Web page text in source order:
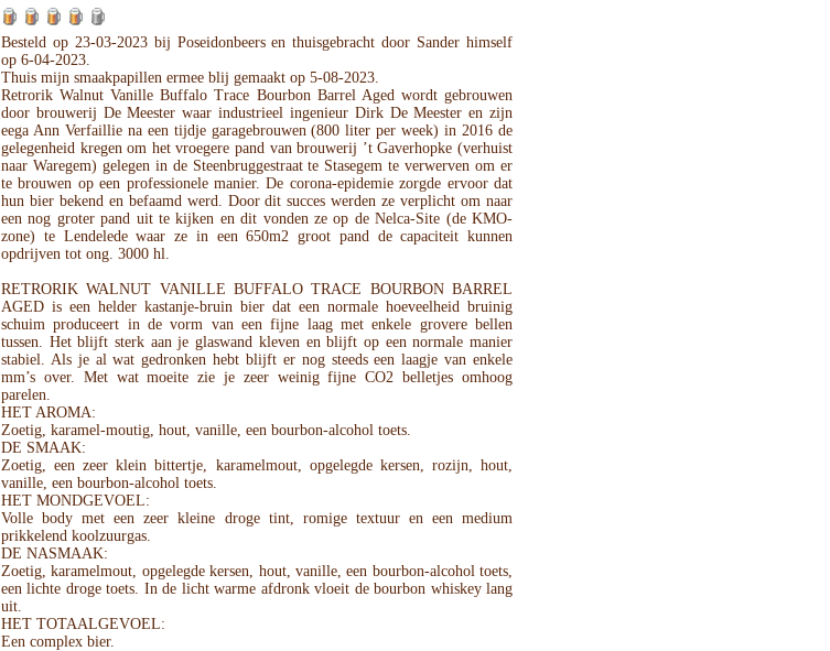
Besteld op 23-03-2023 bij Poseidonbeers en thuisgebracht door Sander himself
op 6-04-2023.
Thuis mijn smaakpapillen ermee blij gemaakt op 5-08-2023.
Retrorik Walnut Vanille Buffalo Trace Bourbon Barrel Aged wordt gebrouwen
door brouwerij De Meester waar industrieel ingenieur Dirk De Meester en zijn
eega Ann Verfaillie na een tijdje garagebrouwen (800 liter per week) in 2016 de
gelegenheid kregen om het vroegere pand van brouwerij ’t Gaverhopke (verhuist
naar Waregem) gelegen in de Steenbruggestraat te Stasegem te verwerven om er
te brouwen op een professionele manier. De corona-epidemie zorgde ervoor dat
hun bier bekend en befaamd werd. Door dit succes werden ze verplicht om naar
een nog groter pand uit te kijken en dit vonden ze op de Nelca-Site (de KMO-
zone) te Lendelede waar ze in een 650m2 groot pand de capaciteit kunnen
opdrijven tot ong. 3000 hl.
RETRORIK WALNUT VANILLE BUFFALO TRACE BOURBON BARREL
AGED is een helder kastanje-bruin bier dat een normale hoeveelheid bruinig
schuim produceert in de vorm van een fijne laag met enkele grovere bellen
tussen. Het blijft sterk aan je glaswand kleven en blijft op een normale manier
stabiel. Als je al wat gedronken hebt blijft er nog steeds een laagje van enkele
mm’s over. Met wat moeite zie je zeer weinig fijne CO2 belletjes omhoog
parelen.
HET AROMA:
Zoetig, karamel-moutig, hout, vanille, een bourbon-alcohol toets.
DE SMAAK:
Zoetig, een zeer klein bittertje, karamelmout, opgelegde kersen, rozijn, hout,
vanille, een bourbon-alcohol toets.
HET MONDGEVOEL:
Volle body met een zeer kleine droge tint, romige textuur en een medium
prikkelend koolzuurgas.
DE NASMAAK:
Zoetig, karamelmout, opgelegde kersen, hout, vanille, een bourbon-alcohol toets,
een lichte droge toets. In de licht warme afdronk vloeit de bourbon whiskey lang
uit.
HET TOTAALGEVOEL:
Een complex bier.